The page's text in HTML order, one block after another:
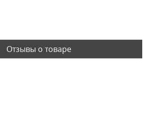
Отзывы о товаре